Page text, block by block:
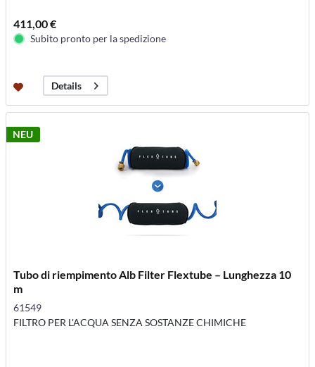
411,00 €
Subito pronto per la spedizione
Details
NEU
Tubo di riempimento Alb Filter Flextube – Lunghezza 10
m
61549
FILTRO PER L'ACQUA SENZA SOSTANZE CHIMICHE